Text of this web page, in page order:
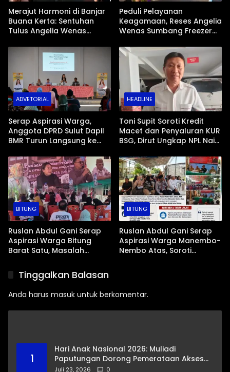
Merajut Harmoni di Banjar
Buana Kerta: Sentuhan
Tulus Angelia Wenas
Mopugad
Peduli Pelayanan
Keagamaan, Reses Angelia
Wenas Sumbang Freezer
di Mopugad Bolmong
ADVETORIAL
Serap Aspirasi Warga,
Anggota DPRD Sulut Dapil
BMR Turun Langsung ke
HEADLINE
Toni Supit Soroti Kredit
Macet dan Penyaluran KUR
BSG, Dirut Ungkap NPL Naik
BITUNG
Ruslan Abdul Gani Serap
Aspirasi Warga Bitung
Barat Satu, Masalah
Jadi Prioritas
BITUNG
Ruslan Abdul Gani Serap
Aspirasi Warga Manembo-
Nembo Atas, Soroti
Tinggalkan Balasan
Anda harus masuk untuk berkomentar.
1
Hari Anak Nasional 2026: Muliadi
Paputungan Dorong Pemerataan Akses
Pendidikan dan Proteksi Digital Anak Sulut
Juli 23, 2026 0